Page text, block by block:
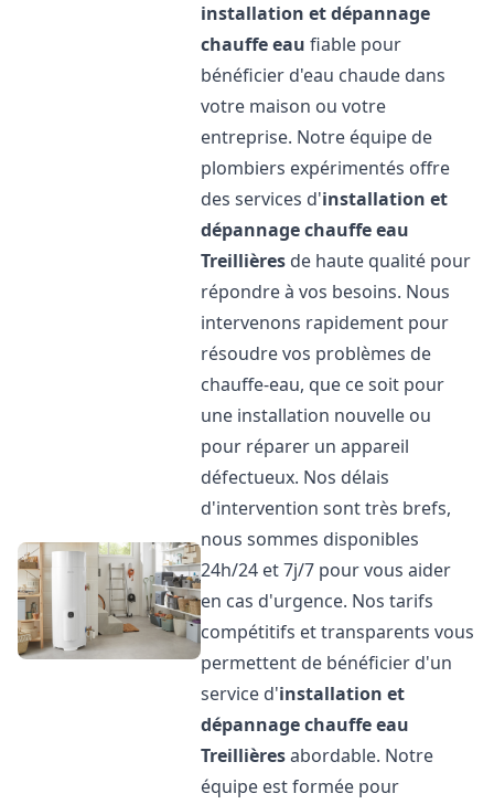
installation et dépannage
chauffe eau fiable pour
bénéficier d'eau chaude dans
votre maison ou votre
entreprise. Notre équipe de
plombiers expérimentés offre
des services d'installation et
dépannage chauffe eau
Treillières de haute qualité pour
répondre à vos besoins. Nous
intervenons rapidement pour
résoudre vos problèmes de
chauffe-eau, que ce soit pour
une installation nouvelle ou
pour réparer un appareil
défectueux. Nos délais
d'intervention sont très brefs,
nous sommes disponibles
24h/24 et 7j/7 pour vous aider
en cas d'urgence. Nos tarifs
compétitifs et transparents vous
permettent de bénéficier d'un
service d'installation et
dépannage chauffe eau
Treillièresabordable. Notre
équipe est formée pour